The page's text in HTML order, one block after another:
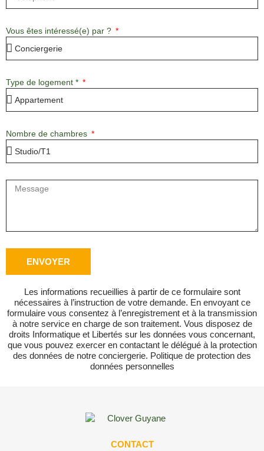
Vous êtes intéressé(e) par ?
Type de logement *
Nombre de chambres
ENVOYER
Les informations recueillies à partir de ce formulaire sont
nécessaires à l’instruction de votre demande. En envoyant ce
formulaire vous consentez à l’enregistrement et à la transmission
à notre service en charge de son traitement. Vous disposez de
droits Informatique et Libertés sur les données vous concernant,
que vous pouvez exercer en contactant le délégué à la protection
des données de notre conciergerie. Politique de protection des
données personnelles
CONTACT